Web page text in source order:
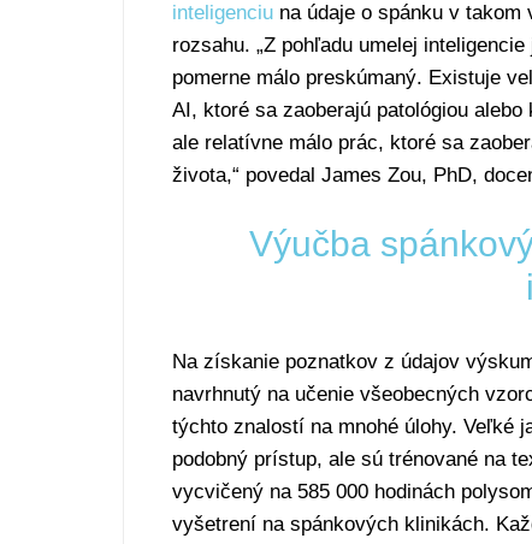
inteligenciu na údaje o spánku v takom
rozsahu. „Z pohľadu umelej inteligencie
pomerne málo preskúmaný. Existuje
AI, ktoré sa zaoberajú patológiou alebo
ale relatívne málo prác, ktoré sa
života,“ povedal James Zou, PhD,
Výučba
Na získanie poznatkov z údajov
navrhnutý na učenie všeobecných
týchto znalostí na mnohé úlohy. Veľké
podobný prístup, ale sú trénované na
vycvičený na 585 000 hodinách
vyšetrení na spánkových klinikách.